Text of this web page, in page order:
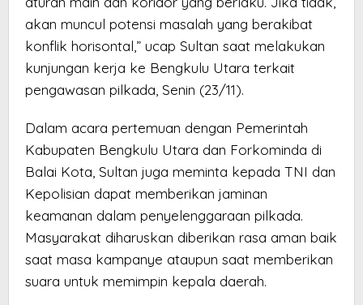
akan muncul potensi masalah yang berakibat
konflik horisontal,” ucap Sultan saat melakukan
kunjungan kerja ke Bengkulu Utara terkait
pengawasan pilkada, Senin (23/11).
Dalam acara pertemuan dengan Pemerintah
Kabupaten Bengkulu Utara dan Forkominda di
Balai Kota, Sultan juga meminta kepada TNI dan
Kepolisian dapat memberikan jaminan
keamanan dalam penyelenggaraan pilkada.
Masyarakat diharuskan diberikan rasa aman baik
saat masa kampanye ataupun saat memberikan
suara untuk memimpin kepala daerah.